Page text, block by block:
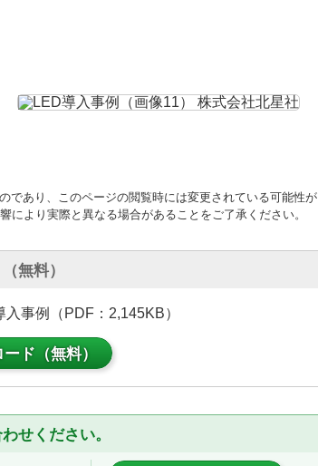
であり、このページの閲覧時には変更されている可能性が
より実際と異なる場合があることをご了承ください。
無料）
事例（PDF：2,145KB）
ド（無料）
せください。